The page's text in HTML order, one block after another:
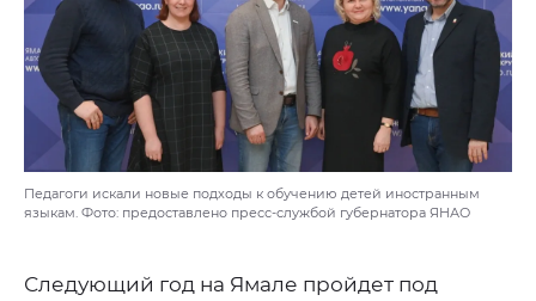
Педагоги искали новые подходы к обучению детей иностранным
языкам. Фото: предоставлено пресс-службой губернатора ЯНАО
Следующий год на Ямале пройдет под